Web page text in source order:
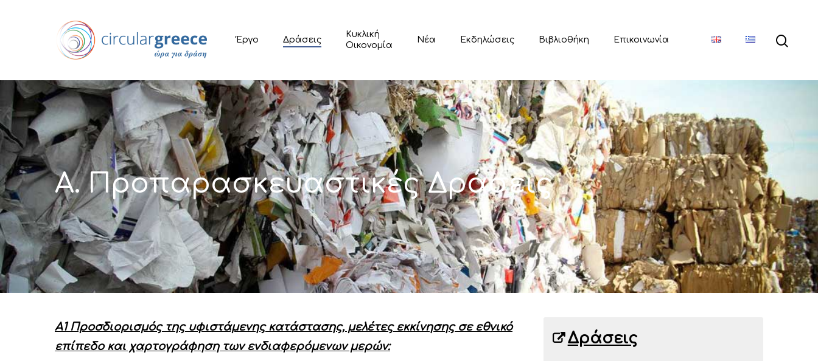
Έργο Δράσεις
Κυκλική
Οικονομία
Νέα Εκδηλώσεις Βιβλιοθήκη Επικοινωνία
A. Προπαρασκευαστικές Δράσεις
A1 Προσδιορισμός της υφιστάμενης κατάστασης, μελέτες εκκίνησης σε εθνικό
επίπεδο και χαρτογράφηση των ενδιαφερόμενων μερών:
Δράσεις